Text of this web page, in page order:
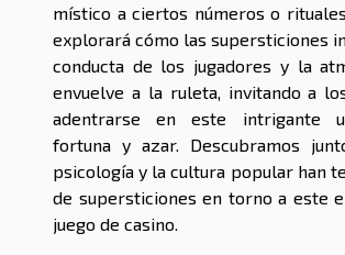
místico a ciertos números o
explorará cómo las supersticiones
conducta de los jugadores y la
envuelve a la ruleta, invitando a
adentrarse en este intrigante
fortuna y azar. Descubramos
psicología y la cultura popular han
de supersticiones en torno a este
juego de casino.